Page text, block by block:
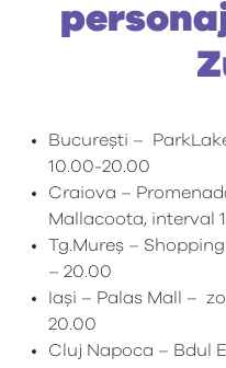
București –
10.00-20.00
Craiova –
Mallacoota, interval
Tg.Mureș –
– 20.00
Iași – Palas Mall –
20.00
Cluj Napoca – Bdul